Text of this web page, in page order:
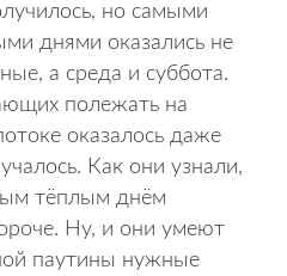
но самыми
днями оказались не
а среда и суббота.
полежать на
оказалось даже
Как они узнали,
тёплым днём
Ну, и они умеют
паутины нужные